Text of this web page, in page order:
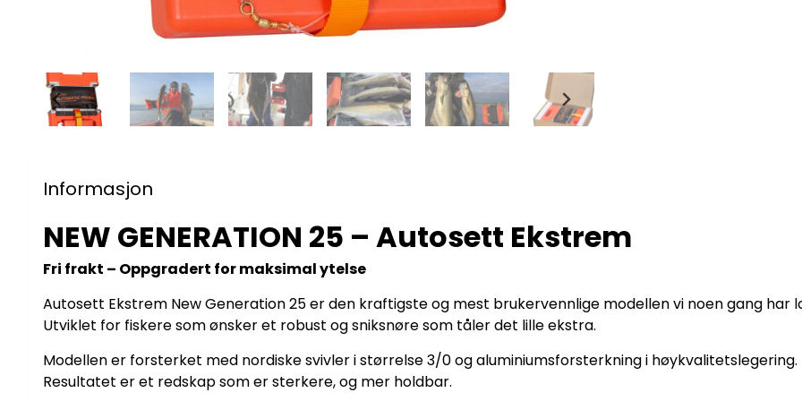
Informasjon
NEW GENERATION 25 – Autosett Ekstrem
Fri frakt – Oppgradert for maksimal ytelse
Autosett Ekstrem New Generation 25 er den kraftigste og mest brukervennlige modellen vi noen gang har
Utviklet for fiskere som ønsker et robust og sniksnøre som tåler det lille ekstra.
Modellen er forsterket med nordiske svivler i størrelse 3/0 og aluminiumsforsterkning i høykvalitetslegering.
Resultatet er et redskap som er sterkere, og mer holdbar.